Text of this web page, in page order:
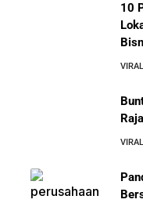
Rahasia Sukses
Pengalaman
5 Cara Aman
Lengkap untuk Pemula
10
VIRAL
VIRAL